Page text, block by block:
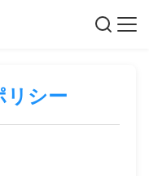
リシー